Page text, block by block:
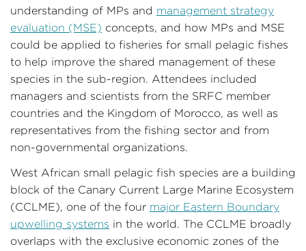
understanding of MPs and management strategy
evaluation (MSE) concepts, and how MPs and MSE
could be applied to fisheries for small pelagic fishes
to help improve the shared management of these
species in the sub-region. Attendees included
managers and scientists from the SRFC member
countries and the Kingdom of Morocco, as well as
representatives from the fishing sector and from
non-governmental organizations.
West African small pelagic fish species are a building
block of the Canary Current Large Marine Ecosystem
(CCLME), one of the four major Eastern Boundary
upwelling systems in the world. The CCLME broadly
overlaps with the exclusive economic zones of the